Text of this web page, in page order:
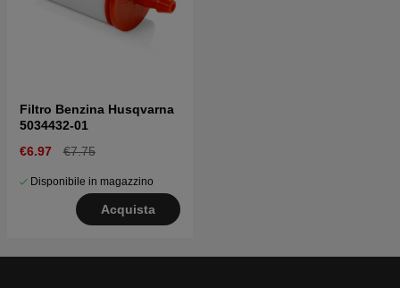
Filtro Benzina Husqvarna
5034432-01
€6.97
€7.75
Disponibile in magazzino
Acquista